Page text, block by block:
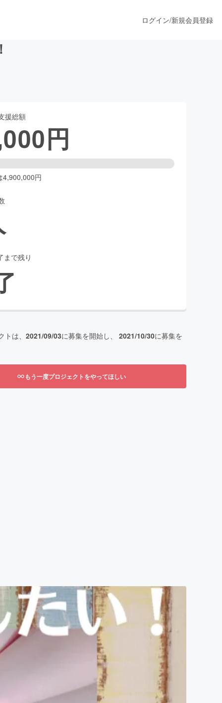
ファッション
ログイン/新規会員登録
援総額
円
4,900,000円
まで残り
は、 2021/09/03に募集を開始し、 2021/10/30に募集を
もう一度プロジェクトをやってほしい